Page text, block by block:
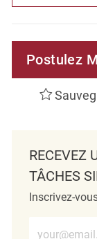
Postulez
RECEVEZ
TÂCHES
Inscrivez-